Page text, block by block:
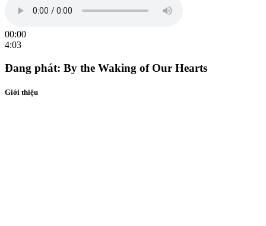
00:00
4:03
Đang phát: By the Waking of Our Hearts
Giới thiệu